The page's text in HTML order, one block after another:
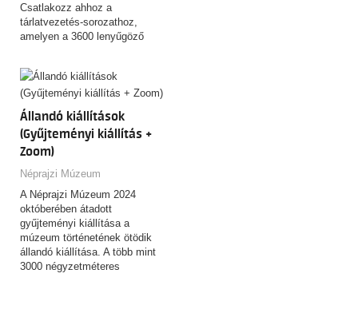
Csatlakozz ahhoz a
tárlatvezetés-sorozathoz,
amelyen a 3600 lenyűgöző
Állandó kiállítások
(Gyűjteményi kiállítás +
Zoom)
Néprajzi Múzeum
A Néprajzi Múzeum 2024
októberében átadott
gyűjteményi kiállítása a
múzeum történetének ötödik
állandó kiállítása. A több mint
3000 négyzetméteres